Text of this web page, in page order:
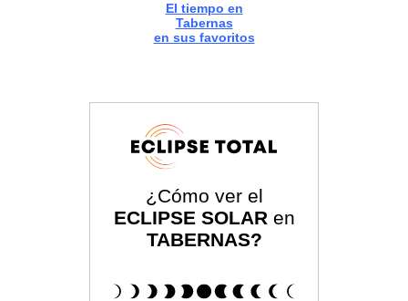
El tiempo en
Tabernas
en sus favoritos
¿Cómo ver el
ECLIPSE SOLAR en
TABERNAS?